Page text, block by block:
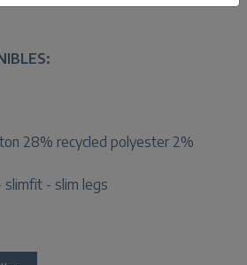
28% recycled polyester 2%
slimfit - slim legs